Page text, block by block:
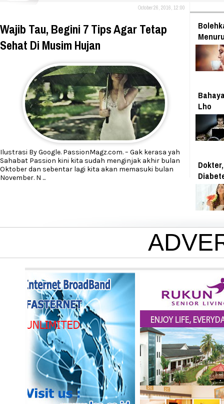
October 26, 2016, 12:00
Wajib Tau, Begini 7 Tips Agar Tetap
Sehat Di Musim Hujan
Ilustrasi By Google. PassionMagz.com. – Gak kerasa yah
Sahabat Passion kini kita sudah menginjak akhir bulan
Oktober dan sebentar lagi kita akan memasuki bulan
November. N ...
Lho